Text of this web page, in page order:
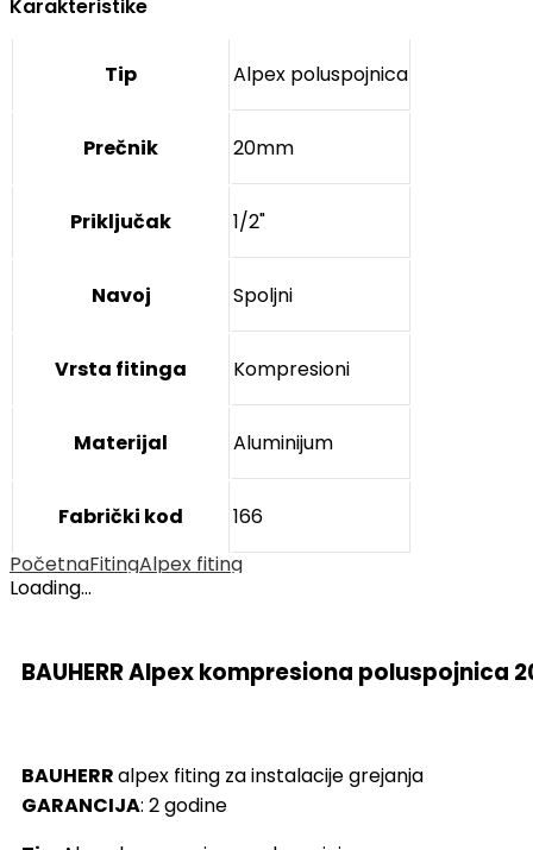
Karakteristike
Tip Alpex poluspojnica
Prečnik 20mm
Priključak 1/2"
Navoj Spoljni
Vrsta fitinga Kompresioni
Materijal Aluminijum
Fabrički kod
166
PočetnaFitingAlpex fiting
Loading...
BAUHERR Alpex kompresiona poluspojnica
BAUHERRalpex fiting za instalacije grejanja
GARANCIJA: 2 godine